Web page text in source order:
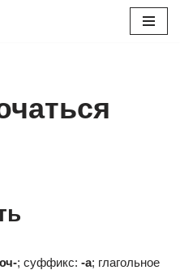
; суффикс: -а; глагольное